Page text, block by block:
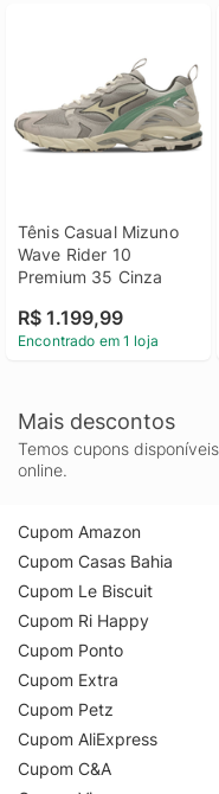
Tênis Casual Mizuno
Wave Rider 10
Premium 35 Cinza
R$ 1.199,99
Encontrado em 1 loja
Mais descontos
Temos cupons
online.
Cupom Amazon
Cupom Casas Bahia
Cupom Le Biscuit
Cupom Ri Happy
Cupom Ponto
Cupom Extra
Cupom Petz
Cupom AliExpress
Cupom C&A